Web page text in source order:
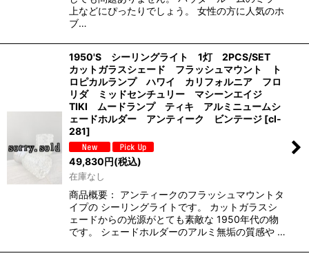
上などにぴったりでしょう。 女性の方に人気のホ
ブ…
1950'S シーリングライト 1灯 2PCS/SET
カットガラスシェード フラッシュマウント ト
ロピカルランプ ハワイ カリフォルニア フロ
リダ ミッドセンチュリー マシーンエイジ
TIKI ムードランプ ティキ アルミニュームシ
ェードホルダー アンティーク ビンテージ [cl-
281]
49,830円(税込)
在庫なし
商品概要： アンティークのフラッシュマウントタ
イプの シーリングライトです。 カットガラスシ
ェードからの光源がとても素敵な 1950年代の物
です。 シェードホルダーのアルミ無垢の質感や …